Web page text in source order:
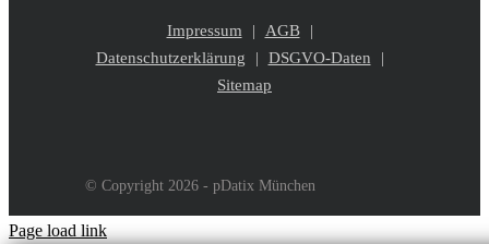
Impressum
AGB
Datenschutzerklärung
DSGVO-Daten
Sitemap
© Copyright 2026 - pDatix München
Page load link